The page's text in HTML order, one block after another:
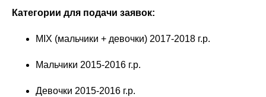
Категории для подачи заявок:
MIX (мальчики + девочки) 2017-2018 г.р.
Мальчики 2015-2016 г.р.
Девочки 2015-2016 г.р.